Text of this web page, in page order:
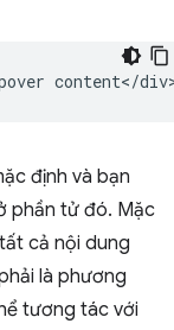
định và bạn
phần tử đó. Mặc
cả nội dung
là phương
tương tác với